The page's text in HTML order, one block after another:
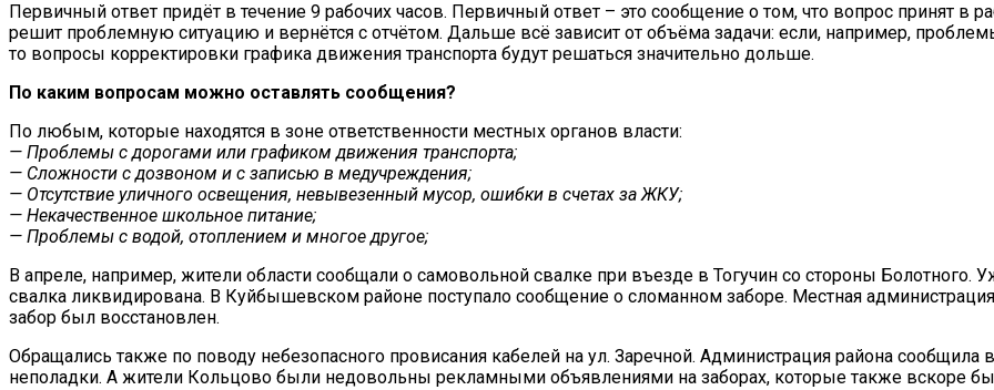
Первичный ответ придёт в течение 9 рабочих часов. Первичный ответ – это сообщение о том, что вопрос принят в
решит проблемную ситуацию и вернётся с отчётом. Дальше всё зависит от объёма задачи: если, например,
то вопросы корректировки графика движения транспорта будут решаться значительно дольше.
По каким вопросам можно оставлять сообщения?
По любым, которые находятся в зоне ответственности местных органов власти:
— Проблемы с дорогами или графиком движения транспорта;
— Сложности с дозвоном и с записью в медучреждения;
— Отсутствие уличного освещения, невывезенный мусор, ошибки в счетах за ЖКУ;
— Некачественное школьное питание;
— Проблемы с водой, отоплением и многое другое;
В апреле, например, жители области сообщали о самовольной свалке при въезде в Тогучин со стороны Болотного.
свалка ликвидирована. В Куйбышевском районе поступало сообщение о сломанном заборе. Местная
забор был восстановлен.
Обращались также по поводу небезопасного провисания кабелей на ул. Заречной. Администрация района сообщила
неполадки. А жители Кольцово были недовольны рекламными объявлениями на заборах, которые также вскоре